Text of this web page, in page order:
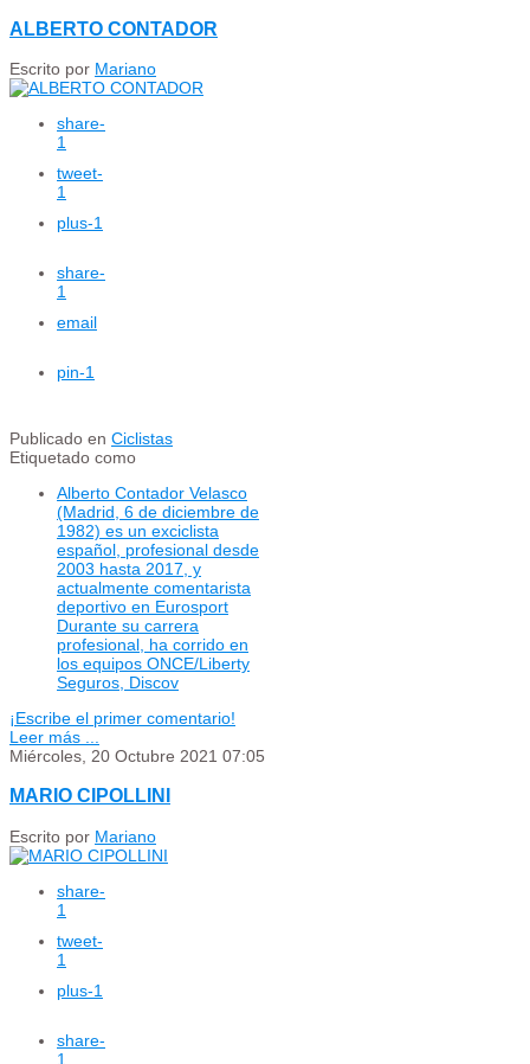
ALBERTO CONTADOR
Escrito por Mariano
share-
1
tweet-
1
plus-1
share-
1
email
pin-1
Publicado en Ciclistas
Etiquetado como
Alberto Contador Velasco
(Madrid, 6 de diciembre de
1982) es un exciclista
español, profesional desde
2003 hasta 2017, y
actualmente comentarista
deportivo en Eurosport
Durante su carrera
profesional, ha corrido en
los equipos ONCE/Liberty
Seguros, Discov
¡Escribe el primer comentario!
Leer más ...
Miércoles, 20 Octubre 2021 07:05
MARIO CIPOLLINI
Escrito por Mariano
share-
1
tweet-
1
plus-1
share-
1